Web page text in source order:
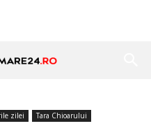
zilei Tara Chioarului